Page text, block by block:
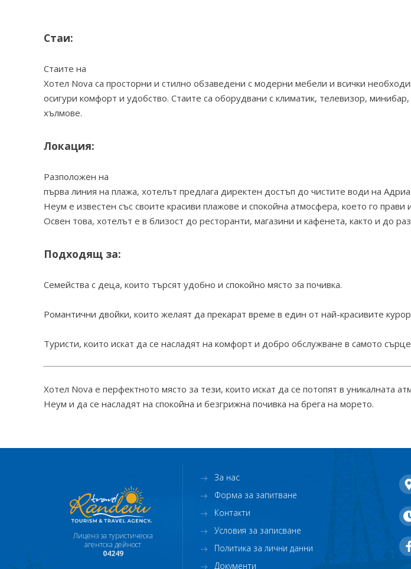
Стаи:
Стаите на
Хотел Nova са просторни и стилно обзаведени с модерни мебели и всички
осигури комфорт и удобство. Стаите са оборудвани с климатик, телевизор,
хълмове.
Локация:
Разположен на
първа линия на плажа, хотелът предлага директен достъп до чистите води на
Неум е известен със своите красиви плажове и спокойна атмосфера, което го
Освен това, хотелът е в близост до ресторанти, магазини и кафенета, както и до
Подходящ за:
Семейства с деца, които търсят удобно и спокойно място за почивка.
Романтични двойки, които желаят да прекарат време в един от най-красивите
Туристи, които искат да се насладят на комфорт и добро обслужване в самото
Хотел Nova е перфектното място за тези, които искат да се потопят в уникалната
Неум и да се насладят на спокойна и безгрижна почивка на брега на морето.
Лиценз за туристическа
агентска дейност
04249
За нас
Форма за запитване
Контакти
Условия за записване
Политика за лични данни
Документи